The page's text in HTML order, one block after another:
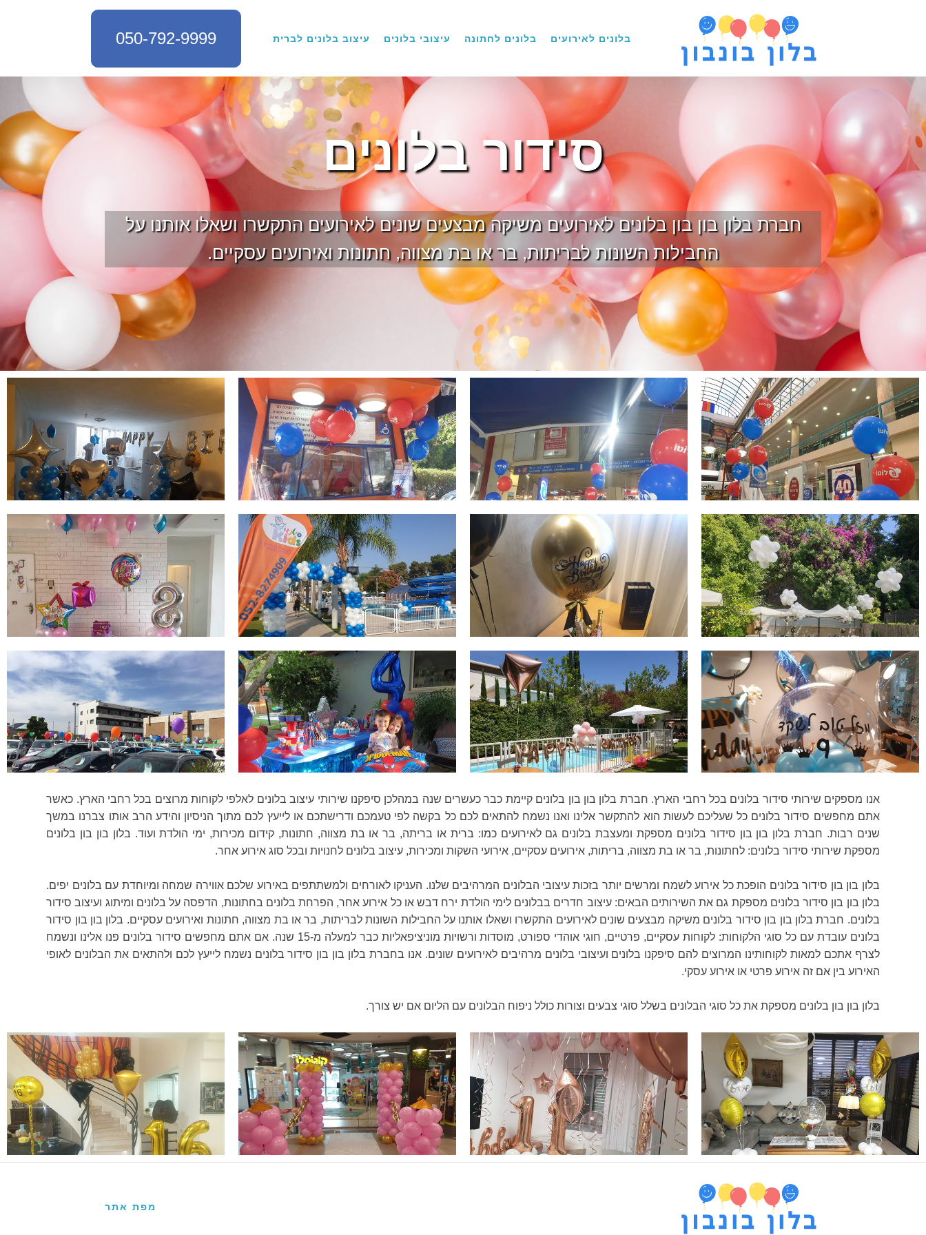
בלונים לאירועים בלונים לחתונה עיצובי בלונים עיצוב בלונים לברית 050-792-9999
סידור בלונים
חברת בלון בון בון בלונים לאירועים משיקה מבצעים שונים לאירועים התקשרו ושאלו אותנו על
החבילות השונות לבריתות, בר או בת מצווה, חתונות ואירועים עסקיים.
אנו מספקים שירותי סידור בלונים בכל רחבי הארץ. חברת בלון בון בון בלונים קיימת כבר כעשרים שנה במהלכן סיפקנו שירותי עיצוב בלונים לאלפי לקוחות מרוצים בכל רחבי הארץ. כאשר
אתם מחפשים סידור בלונים כל שעליכם לעשות הוא להתקשר אלינו ואנו נשמח להתאים לכם כל בקשה לפי טעמכם ודרישתכם או לייעץ לכם מתוך הניסיון והידע הרב אותו צברנו במשך
שנים רבות. חברת בלון בון בון סידור בלונים מספקת ומעצבת בלונים גם לאירועים כמו: ברית או בריתה, בר או בת מצווה, חתונות, קידום מכירות, ימי הולדת ועוד. בלון בון בון בלונים
מספקת שירותי סידור בלונים: לחתונות, בר או בת מצווה, בריתות, אירועים עסקיים, אירועי השקות ומכירות, עיצוב בלונים לחנויות ובכל סוג אירוע אחר.
בלון בון בון סידור בלונים הופכת כל אירוע לשמח ומרשים יותר בזכות עיצובי הבלונים המרהיבים שלנו. העניקו לאורחים ולמשתתפים באירוע שלכם אווירה שמחה ומיוחדת עם בלונים יפים.
בלון בון בון סידור בלונים מספקת גם את השירותים הבאים: עיצוב חדרים בבלונים לימי הולדת ירח דבש או כל אירוע אחר, הפרחת בלונים בחתונות, הדפסה על בלונים ומיתוג ועיצוב סידור
בלונים. חברת בלון בון בון סידור בלונים משיקה מבצעים שונים לאירועים התקשרו ושאלו אותנו על החבילות השונות לבריתות, בר או בת מצווה, חתונות ואירועים עסקיים. בלון בון בון סידור
בלונים עובדת עם כל סוגי הלקוחות: לקוחות עסקיים, פרטיים, חוגי אוהדי ספורט, מוסדות ורשויות מוניציפאליות כבר למעלה מ-15 שנה. אם אתם מחפשים סידור בלונים פנו אלינו ונשמח
לצרף אתכם למאות לקוחותינו המרוצים להם סיפקנו בלונים ועיצובי בלונים מרהיבים לאירועים שונים. אנו בחברת בלון בון בון סידור בלונים נשמח לייעץ לכם ולהתאים את הבלונים לאופי
האירוע בין אם זה אירוע פרטי או אירוע עסקי.
בלון בון בון בלונים מספקת את כל סוגי הבלונים בשלל סוגי צבעים וצורות כולל ניפוח הבלונים עם הליום אם יש צורך.
מפת אתר